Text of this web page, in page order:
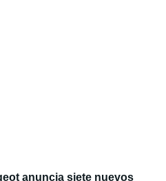
anuncia siete nuevos